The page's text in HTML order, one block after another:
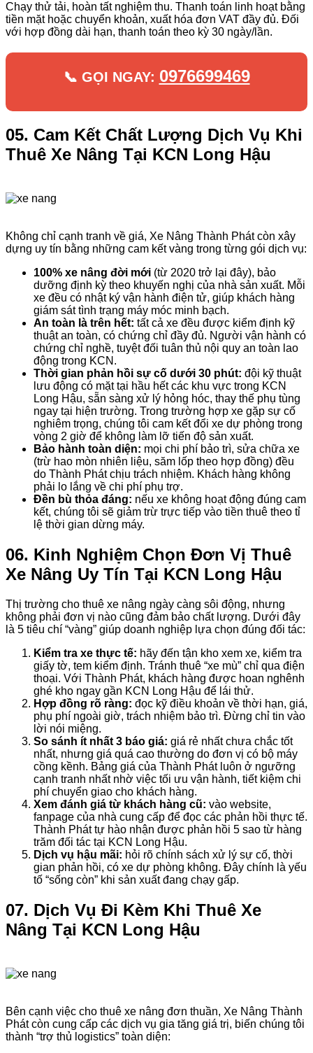
Chạy thử tải, hoàn tất nghiệm thu. Thanh toán linh hoạt bằng
tiền mặt hoặc chuyển khoản, xuất hóa đơn VAT đầy đủ. Đối
với hợp đồng dài hạn, thanh toán theo kỳ 30 ngày/lần.
📞 GỌI NGAY: 0976699469
05. Cam Kết Chất Lượng Dịch Vụ Khi
Thuê Xe Nâng Tại KCN Long Hậu
Không chỉ cạnh tranh về giá, Xe Nâng Thành Phát còn xây
dựng uy tín bằng những cam kết vàng trong từng gói dịch vụ:
100% xe nâng đời mới (từ 2020 trở lại đây), bảo
dưỡng định kỳ theo khuyến nghị của nhà sản xuất. Mỗi
xe đều có nhật ký vận hành điện tử, giúp khách hàng
giám sát tình trạng máy móc minh bạch.
An toàn là trên hết: tất cả xe đều được kiểm định kỹ
thuật an toàn, có chứng chỉ đầy đủ. Người vận hành có
chứng chỉ nghề, tuyệt đối tuân thủ nội quy an toàn lao
động trong KCN.
Thời gian phản hồi sự cố dưới 30 phút: đội kỹ thuật
lưu động có mặt tại hầu hết các khu vực trong KCN
Long Hậu, sẵn sàng xử lý hỏng hóc, thay thế phụ tùng
ngay tại hiện trường. Trong trường hợp xe gặp sự cố
nghiêm trọng, chúng tôi cam kết đổi xe dự phòng trong
vòng 2 giờ để không làm lỡ tiến độ sản xuất.
Bảo hành toàn diện: mọi chi phí bảo trì, sửa chữa xe
(trừ hao mòn nhiên liệu, săm lốp theo hợp đồng) đều
do Thành Phát chịu trách nhiệm. Khách hàng không
phải lo lắng về chi phí phụ trợ.
Đền bù thỏa đáng: nếu xe không hoạt động đúng cam
kết, chúng tôi sẽ giảm trừ trực tiếp vào tiền thuê theo tỉ
lệ thời gian dừng máy.
06. Kinh Nghiệm Chọn Đơn Vị Thuê
Xe Nâng Uy Tín Tại KCN Long Hậu
Thị trường cho thuê xe nâng ngày càng sôi động, nhưng
không phải đơn vị nào cũng đảm bảo chất lượng. Dưới đây
là 5 tiêu chí “vàng” giúp doanh nghiệp lựa chọn đúng đối tác:
Kiểm tra xe thực tế: hãy đến tận kho xem xe, kiểm tra
giấy tờ, tem kiểm định. Tránh thuê “xe mù” chỉ qua điện
thoại. Với Thành Phát, khách hàng được hoan nghênh
ghé kho ngay gần KCN Long Hậu để lái thử.
Hợp đồng rõ ràng: đọc kỹ điều khoản về thời hạn, giá,
phụ phí ngoài giờ, trách nhiệm bảo trì. Đừng chỉ tin vào
lời nói miệng.
So sánh ít nhất 3 báo giá: giá rẻ nhất chưa chắc tốt
nhất, nhưng giá quá cao thường do đơn vị có bộ máy
cồng kềnh. Bảng giá của Thành Phát luôn ở ngưỡng
cạnh tranh nhất nhờ việc tối ưu vận hành, tiết kiệm chi
phí chuyển giao cho khách hàng.
Xem đánh giá từ khách hàng cũ: vào website,
fanpage của nhà cung cấp để đọc các phản hồi thực tế.
Thành Phát tự hào nhận được phản hồi 5 sao từ hàng
trăm đối tác tại KCN Long Hậu.
Dịch vụ hậu mãi: hỏi rõ chính sách xử lý sự cố, thời
gian phản hồi, có xe dự phòng không. Đây chính là yếu
tố “sống còn” khi sản xuất đang chạy gấp.
07. Dịch Vụ Đi Kèm Khi Thuê Xe
Nâng Tại KCN Long Hậu
Bên cạnh việc cho thuê xe nâng đơn thuần, Xe Nâng Thành
Phát còn cung cấp các dịch vụ gia tăng giá trị, biến chúng tôi
thành “trợ thủ logistics” toàn diện: